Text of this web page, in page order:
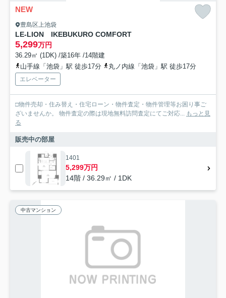
NEW
豊島区上池袋
LE-LION IKEBUKURO COMFORT
5,299万円
36.29㎡ (1DK) /築16年 /14階建
山手線「池袋」駅 徒歩17分
丸ノ内線「池袋」駅 徒歩17分
エレベーター
□物件売却・住み替え・住宅ローン・物件査定・物件管理等お困り事ご
ざいませんか。 物件査定の際は現地無料訪問査定にてご対応... もっと見
る
販売中の部屋
1401
5,299万円
14階 / 36.29㎡ / 1DK
中古マンション